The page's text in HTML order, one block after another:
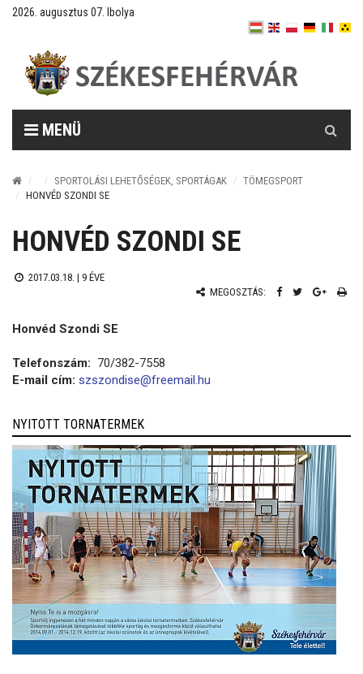
2026. augusztus 07. Ibolya
MENÜ
SPORTOLÁSI LEHETŐSÉGEK, SPORTÁGAK
TÖMEGSPORT
HONVÉD SZONDI SE
HONVÉD SZONDI SE
2017.03.18. | 9 ÉVE
MEGOSZTÁS:
Honvéd Szondi SE
Telefonszám: 70/382-7558
E-mail cím: szszondise@freemail.hu
NYITOTT TORNATERMEK